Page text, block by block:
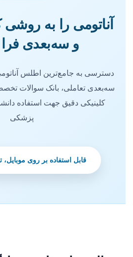
آناتومی را به روشی
و سه‌بعدی
دسترسی به جامع‌ترین اطلس
سه‌بعدی تعاملی، بانک سوالات
کلینیکی دقیق جهت استفاده
پزشکی
قابل استفاده بر روی